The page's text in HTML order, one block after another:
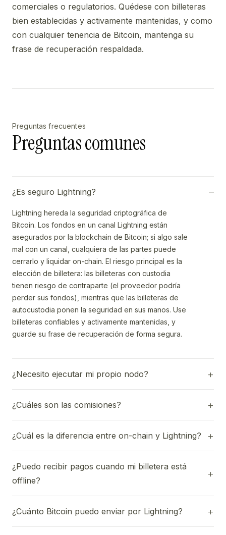
comerciales o regulatorios. Quédese con billeteras
bien establecidas y activamente mantenidas, y como
con cualquier tenencia de Bitcoin, mantenga su
frase de recuperación respaldada.
Preguntas frecuentes
Preguntas comunes
¿Es seguro Lightning?
Lightning hereda la seguridad criptográfica de
Bitcoin. Los fondos en un canal Lightning están
asegurados por la blockchain de Bitcoin; si algo sale
mal con un canal, cualquiera de las partes puede
cerrarlo y liquidar on-chain. El riesgo principal es la
elección de billetera: las billeteras con custodia
tienen riesgo de contraparte (el proveedor podría
perder sus fondos), mientras que las billeteras de
autocustodia ponen la seguridad en sus manos. Use
billeteras confiables y activamente mantenidas, y
guarde su frase de recuperación de forma segura.
¿Necesito ejecutar mi propio nodo?
¿Cuáles son las comisiones?
¿Cuál es la diferencia entre on-chain y Lightning?
¿Puedo recibir pagos cuando mi billetera está
offline?
¿Cuánto Bitcoin puedo enviar por Lightning?